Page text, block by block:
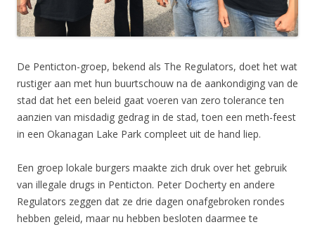
De Penticton-groep, bekend als The Regulators, doet het wat
rustiger aan met hun buurtschouw na de aankondiging van de
stad dat het een beleid gaat voeren van zero tolerance ten
aanzien van misdadig gedrag in de stad, toen een meth-feest
in een Okanagan Lake Park compleet uit de hand liep.
Een groep lokale burgers maakte zich druk over het gebruik
van illegale drugs in Penticton. Peter Docherty en andere
Regulators zeggen dat ze drie dagen onafgebroken rondes
hebben geleid, maar nu hebben besloten daarmee te